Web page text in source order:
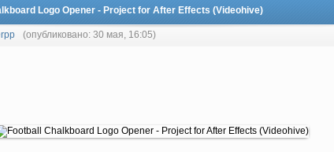
Logo Opener - Project for After Effects (Videohive)
(опубликовано: 30 мая, 16:05)